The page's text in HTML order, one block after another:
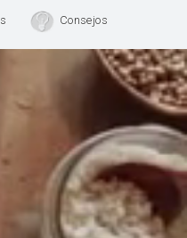
Consejos